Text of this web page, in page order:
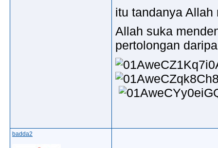
itu tandanya
Allah suka
pertolongan
badda2